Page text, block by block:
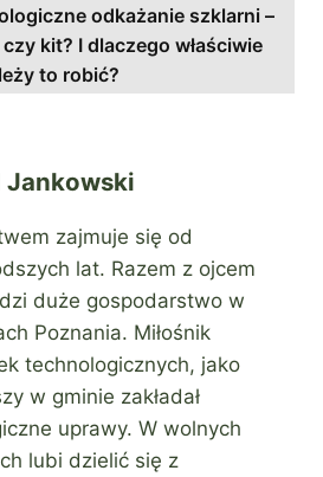
odkażanie szklarni –
kit? I dlaczego właściwie
to robić?
Jankowski
zajmuje się od
lat. Razem z ojcem
duże gospodarstwo w
Poznania. Miłośnik
technologicznych, jako
w gminie zakładał
uprawy. W wolnych
lubi dzielić się z